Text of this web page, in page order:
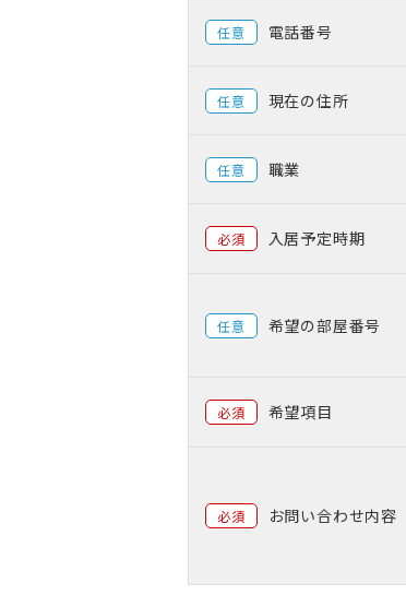
任意 電話番号
任意 現在の住所
任意 職業
必須 入居予定時期
任意 希望の部屋番号
必須 希望項目
必須 お問い合わせ内容